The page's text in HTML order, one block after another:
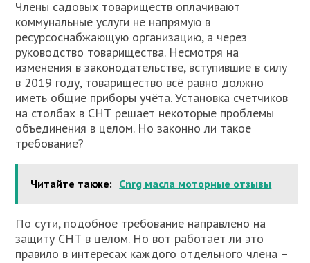
Члены садовых товариществ оплачивают
коммунальные услуги не напрямую в
ресурсоснабжающую организацию, а через
руководство товарищества. Несмотря на
изменения в законодательстве, вступившие в силу
в 2019 году, товарищество всё равно должно
иметь общие приборы учёта. Установка счетчиков
на столбах в СНТ решает некоторые проблемы
объединения в целом. Но законно ли такое
требование?
Читайте также: Cnrg масла моторные отзывы
По сути, подобное требование направлено на
защиту СНТ в целом. Но вот работает ли это
правило в интересах каждого отдельного члена –